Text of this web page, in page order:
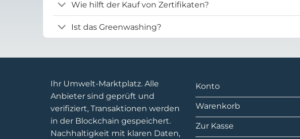
Wie hilft der Kauf von Zertifikaten?
Ist das Greenwashing?
Ihr Umwelt-Marktplatz. Alle
Anbieter sind geprüft und
verifiziert, Transaktionen werden
in der Blockchain gespeichert.
Nachhaltigkeit mit klaren Daten,
Konto
Warenkorb
Zur Kasse